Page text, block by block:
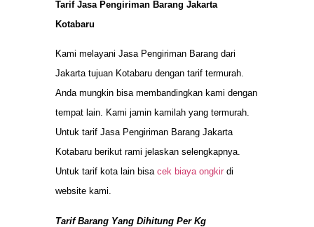
Tarif Jasa Pengiriman Barang Jakarta
Kotabaru
Kami melayani Jasa Pengiriman Barang dari
Jakarta tujuan Kotabaru dengan tarif termurah.
Anda mungkin bisa membandingkan kami dengan
tempat lain. Kami jamin kamilah yang termurah.
Untuk tarif Jasa Pengiriman Barang Jakarta
Kotabaru berikut rami jelaskan selengkapnya.
Untuk tarif kota lain bisa cek biaya ongkir di
website kami.
Tarif Barang Yang Dihitung Per Kg